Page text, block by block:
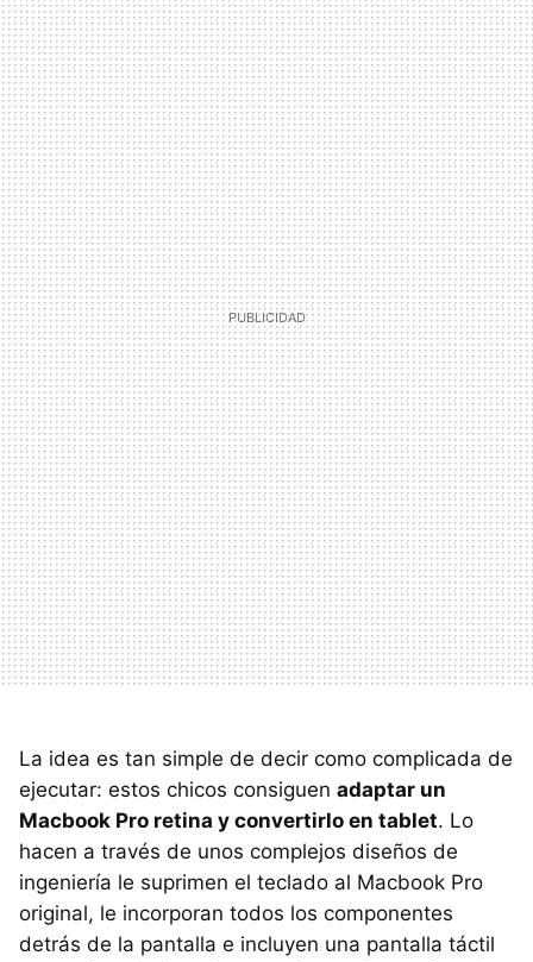
La idea es tan simple de decir como complicada de
ejecutar: estos chicos consiguen adaptar un
Macbook Pro retina y convertirlo en tablet. Lo
hacen a través de unos complejos diseños de
ingeniería le suprimen el teclado al Macbook Pro
original, le incorporan todos los componentes
detrás de la pantalla e incluyen una pantalla táctil